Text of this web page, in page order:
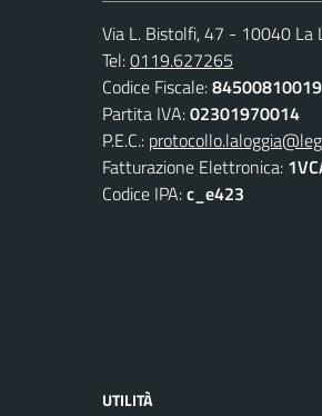
Via L. Bistolfi, 47 - 10040 La
Tel:0119.627265
Codice Fiscale:84500810019
Partita IVA:02301970014
P.E.C.:
Fatturazione Elettronica:
Codice IPA:c_e423
UTILITÀ